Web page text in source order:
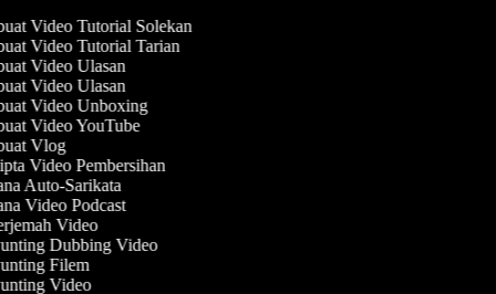
Video Tutorial Solekan
Video Tutorial Tarian
Video Ulasan
Video Ulasan
Video Unboxing
Video YouTube
Vlog
Video Pembersihan
Auto-Sarikata
Video Podcast
Video
Dubbing Video
Filem
Video